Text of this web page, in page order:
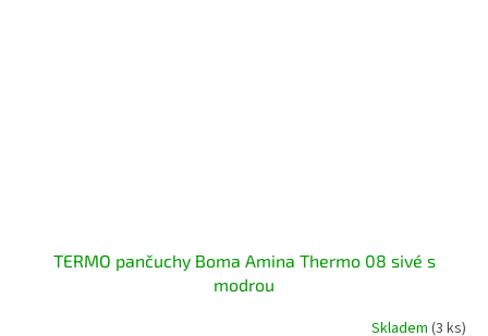
TERMO pančuchy Boma Amina Thermo 08 sivé s
modrou
Skladem (3 ks)